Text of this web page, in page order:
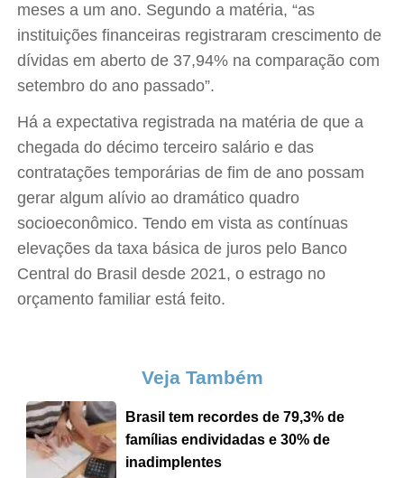
meses a um ano. Segundo a matéria, “as
instituições financeiras registraram crescimento de
dívidas em aberto de 37,94% na comparação com
setembro do ano passado”.
Há a expectativa registrada na matéria de que a
chegada do décimo terceiro salário e das
contratações temporárias de fim de ano possam
gerar algum alívio ao dramático quadro
socioeconômico. Tendo em vista as contínuas
elevações da taxa básica de juros pelo Banco
Central do Brasil desde 2021, o estrago no
orçamento familiar está feito.
Veja Também
Brasil tem recordes de 79,3% de
famílias endividadas e 30% de
inadimplentes